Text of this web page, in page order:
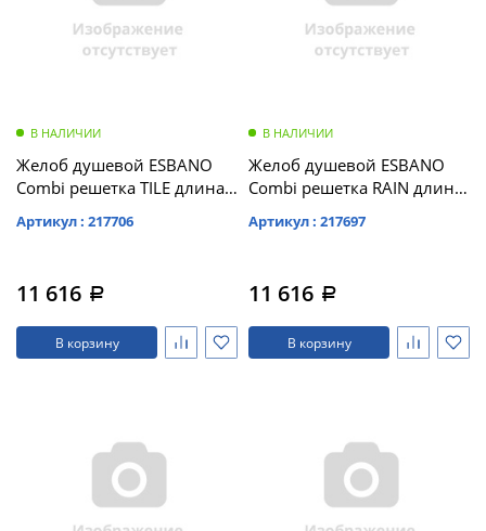
В НАЛИЧИИ
Желоб душевой ESBANO
Combi решетка TILE длина
TILE-70MC)
Артикул : 217706
11 616 a
В корзину
В НАЛИЧИИ
Желоб душевой ESBANO
Combi решетка RAIN длина
RAIN-70MC)
Артикул : 217697
11 616 a
В корзину